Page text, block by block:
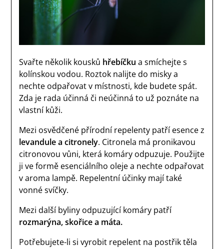
Svařte několik kousků hřebíčku a smíchejte s
kolínskou vodou. Roztok nalijte do misky a
nechte odpařovat v místnosti, kde budete spát.
Zda je rada účinná či neúčinná to už poznáte na
vlastní kůži.
Mezi osvědčené přírodní repelenty patří esence z
levandule a citronely. Citronela má pronikavou
citronovou vůni, která komáry odpuzuje. Použijte
ji ve formě esenciálního oleje a nechte odpařovat
v aroma lampě. Repelentní účinky mají také
vonné svíčky.
Mezi další byliny odpuzující komáry patří
rozmarýna, skořice a máta.
Potřebujete-li si vyrobit repelent na postřik těla